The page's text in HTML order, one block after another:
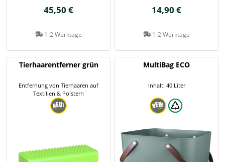
45,50 €
1-2 Werktage
14,90 €
1-2 Werktage
Tierhaarentferner grün
Entfernung von Tierhaaren auf
Textilien & Polstern
MultiBag ECO
Inhalt: 40 Liter